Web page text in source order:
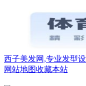
西子美发网,专业发型
网站地图收藏本站